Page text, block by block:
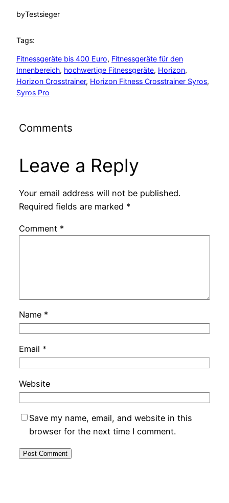
byTestsieger
Tags:
Fitnessgeräte bis 400 Euro, Fitnessgeräte für den
Innenbereich, hochwertige Fitnessgeräte, Horizon
Horizon Crosstrainer, Horizon Fitness Crosstrainer Syros
Syros Pro
Comments
Leave a Reply
Your email address will not be published.
Required fields are marked *
Comment *
Name *
Email *
Website
Save my name, email, and website in this
browser for the next time I comment.